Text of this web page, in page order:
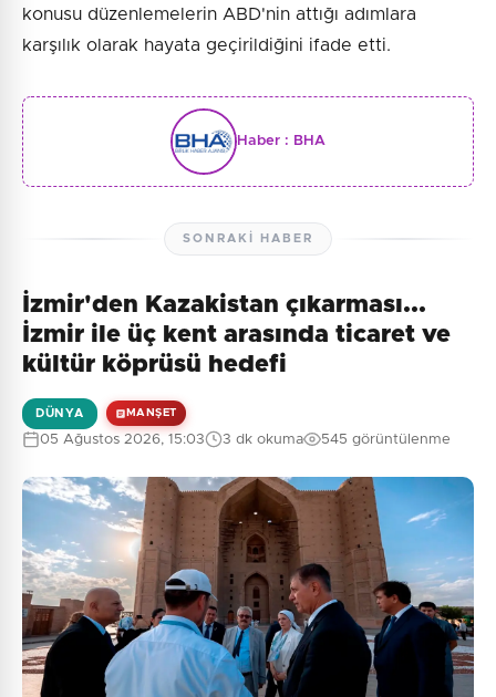
konusu düzenlemelerin ABD'nin attığı adımlara
karşılık olarak hayata geçirildiğini ifade etti.
Haber : BHA
SONRAKI HABER
İzmir'den Kazakistan çıkarması...
İzmir ile üç kent arasında ticaret ve
kültür köprüsü hedefi
DÜNYA MANŞET
05 Ağustos 2026, 15:03 3 dk okuma 545 görüntülenme